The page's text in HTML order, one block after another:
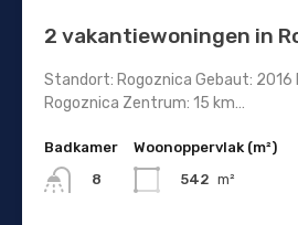
2 vakantiewoningen in
Standort: Rogoznica Gebaut:
Rogoznica Zentrum: 15 km…
Badkamer
8
Woonoppervlak (m²)
542 m²